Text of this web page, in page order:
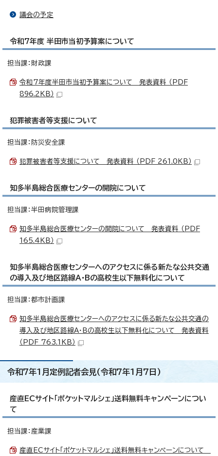
議会の予定
令和7年度 半田市当初予算案について
担当課：財政課
令和7年度半田市当初予算案について 発表資料 （PDF
896.2KB）
犯罪被害者等支援について
担当課：防災安全課
犯罪被害者等支援について 発表資料 （PDF 261.0KB）
知多半島総合医療センターの開院について
担当課：半田病院管理課
知多半島総合医療センターの開院について 発表資料 （PDF
165.4KB）
知多半島総合医療センターへのアクセスに係る新たな公共交通
の導入及び地区路線A・Bの高校生以下無料化について
担当課：都市計画課
知多半島総合医療センターへのアクセスに係る新たな公共交通の
導入及び地区路線A・Bの高校生以下無料化について 発表資料
（PDF 763.1KB）
令和7年1月定例記者会見(令和7年1月7日)
産直ECサイト「ポケットマルシェ」送料無料キャンペーンについ
て
担当課：産業課
産直ECサイト「ポケットマルシェ」送料無料キャンペーンについて